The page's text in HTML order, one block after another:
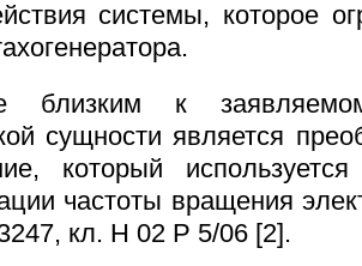
системы, которое
близким к
сущности является
который
частоты вращения
кл. H 02 P 5/06 [2].